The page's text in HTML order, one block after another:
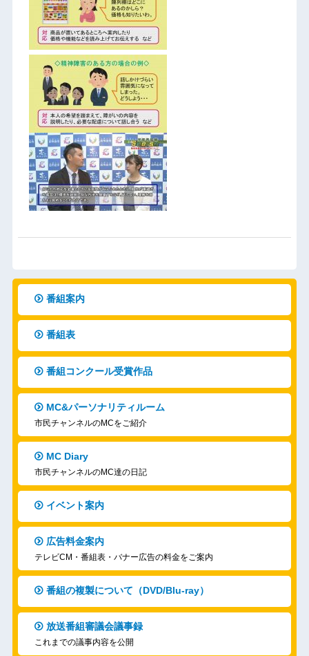
番組案内
番組表
番組コンクール受賞作品
MC&パーソナリティルーム
市民チャンネルのMCをご紹介
MC Diary
市民チャンネルのMC達の日記
イベント案内
広告料金案内
テレビCM・番組表・バナー広告の料金をご案内
番組の複製について（DVD/Blu-ray）
放送番組審議会議事録
これまでの議事内容を公開